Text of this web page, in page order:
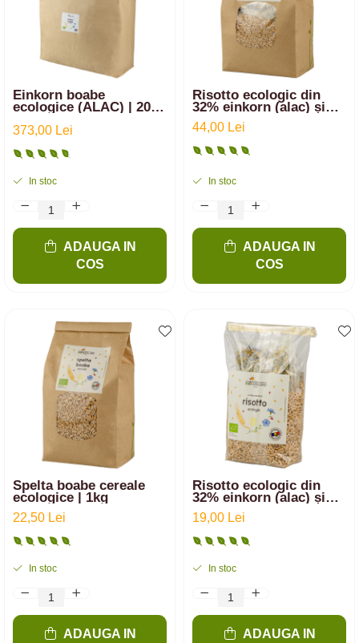
Einkorn boabe
ecologice (ALAC) | 20
373,00 Lei
In stoc
ADAUGA IN
COS
Risotto ecologic din
32% einkorn (alac) și
64% arpacaș spelta cu
2% sare românească cu
flori | 750g
44,00 Lei
In stoc
ADAUGA IN
COS
Spelta boabe cereale
ecologice | 1kg
22,50 Lei
In stoc
ADAUGA IN
Risotto ecologic din
32% einkorn (alac) și
64% arpacaș spelta cu
2% sare românească cu
flori | 250g
19,00 Lei
In stoc
ADAUGA IN